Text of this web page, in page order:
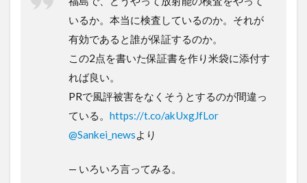
いるか。本当に検査しているのか。それが
有効であると誰が保証するのか。
この2点を書いた保証書を作り米袋に添付す
れば良い。
PRで風評被害をなくそうとするのが間違っ
ている。 https://t.co/akUxgJfLor
@Sankei_newsより
— いろいろ言ってみる。